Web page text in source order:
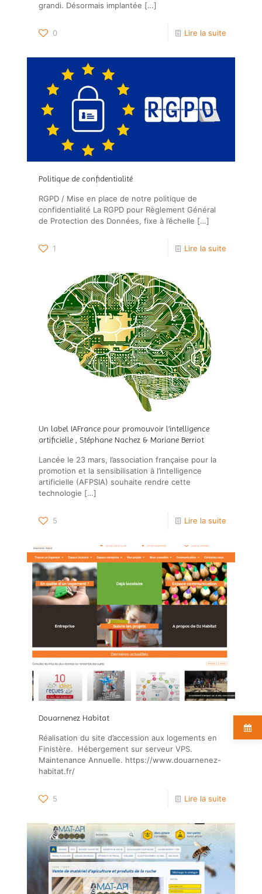
grandi. Désormais implantée […]
0 Lire la suite
Politique de confidentialité
RGPD / Mise en place de notre politique de
confidentialité La RGPD pour Règlement Général
de Protection des Données, fixe à l’échelle […]
1 Lire la suite
Un label IAFrance pour promouvoir l’intelligence
artificielle , Stéphane Nachez & Mariane Berriot
Lancée le 23 mars, l’association française pour la
promotion et la sensibilisation à l’intelligence
artificielle (AFPSIA) souhaite rendre cette
technologie […]
5 Lire la suite
Douarnenez Habitat
Réalisation du site d’accession aux logements en
Finistère. Hébergement sur serveur VPS.
Maintenance Annuelle. https://www.douarnenez-
habitat.fr/
5 Lire la suite